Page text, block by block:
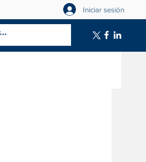
Iniciar sesión